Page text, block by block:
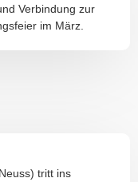
Verbindung zur
im März.
tritt ins